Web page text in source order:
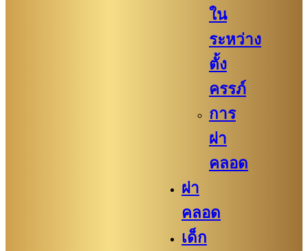
ใน
ระหว่าง
ตั้ง
ครรภ์
การ
ผ่า
คลอด
ผ่า
คลอด
เด็ก